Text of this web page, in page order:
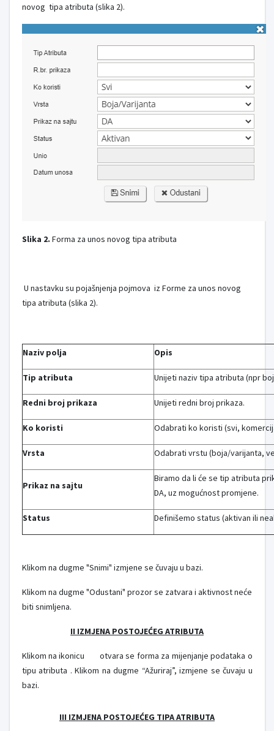
novog tipa atributa (slika 2).
Slika 2. Forma za unos novog tipa atributa
U nastavku su pojašnjenja pojmova iz Forme za unos novog
tipa atributa (slika 2).
Naziv polja Opis
Tip atributa Unijeti naziv tipa atributa (npr
Redni broj prikaza Unijeti redni broj prikaza.
Ko koristi Odabrati ko koristi (svi,
Vrsta Odabrati vrstu (boja/varijanta,
Prikaz na sajtu
Biramo da li će se tip atributa
DA, uz mogućnost promjene.
Status Definišemo status (aktivan ili
Klikom na dugme "Snimi" izmjene se čuvaju u bazi.
Klikom na dugme "Odustani" prozor se zatvara i aktivnost neće
biti snimljena.
II IZMJENA POSTOJEĆEG ATRIBUTA
Klikom na ikonicu
otvara se forma za mijenjanje podataka o
tipu atributa . Klikom na dugme “Ažuriraj”, izmjene se čuvaju u
bazi.
III IZMJENA POSTOJEĆEG TIPA ATRIBUTA